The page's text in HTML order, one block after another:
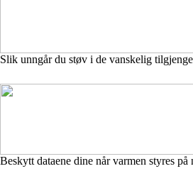
Slik unngår du støv i de vanskelig
Beskytt dataene dine når varmen styres på